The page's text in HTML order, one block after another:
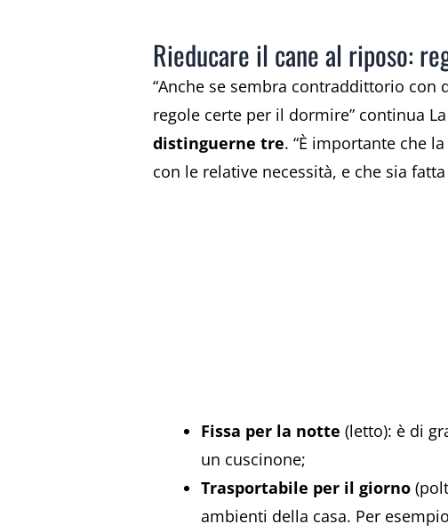
Rieducare il cane al riposo:
“Anche se sembra contraddittorio
regole certe per il dormire” continua
distinguerne tre. “È importante che
con le relative necessità, e che sia
Fissa per la notte (letto): è di
un cuscinone;
Trasportabile per il giorno
ambienti della casa. Per